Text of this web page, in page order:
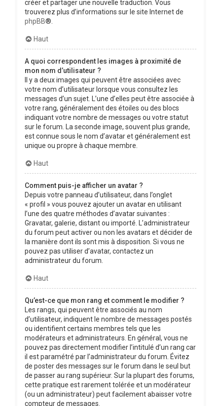
créer et partager une nouvelle traduction. Vous
trouverez plus d’informations sur le site Internet de
phpBB®.
Haut
A quoi correspondent les images à proximité de
mon nom d’utilisateur ?
Il y a deux images qui peuvent être associées avec
votre nom d’utilisateur lorsque vous consultez les
messages d’un sujet. L’une d’elles peut être associée à
votre rang, généralement des étoiles ou des blocs
indiquant votre nombre de messages ou votre statut
sur le forum. La seconde image, souvent plus grande,
est connue sous le nom d’avatar et généralement est
unique ou propre à chaque membre.
Haut
Comment puis-je afficher un avatar ?
Depuis votre panneau d’utilisateur, dans l’onglet
« profil » vous pouvez ajouter un avatar en utilisant
l’une des quatre méthodes d’avatar suivantes :
Gravatar, galerie, distant ou importé. L’administrateur
du forum peut activer ou non les avatars et décider de
la manière dont ils sont mis à disposition. Si vous ne
pouvez pas utiliser d’avatar, contactez un
administrateur du forum.
Haut
Qu’est-ce que mon rang et comment le modifier ?
Les rangs, qui peuvent être associés au nom
d’utilisateur, indiquent le nombre de messages postés
ou identifient certains membres tels que les
modérateurs et administrateurs. En général, vous ne
pouvez pas directement modifier l’intitulé d’un rang car
il est paramétré par l’administrateur du forum. Évitez
de poster des messages sur le forum dans le seul but
de passer au rang supérieur. Sur la plupart des forums,
cette pratique est rarement tolérée et un modérateur
(ou un administrateur) peut facilement abaisser votre
compteur de messages.